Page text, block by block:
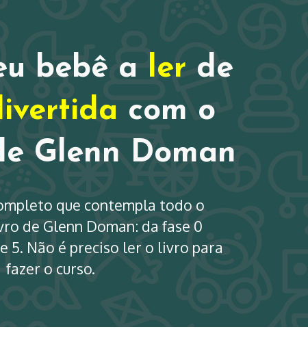
bebê a ler de
com o
Glenn Doman
que contempla todo o
de Glenn Doman: da fase 0
5. Não é preciso ler o livro para
fazer o curso.